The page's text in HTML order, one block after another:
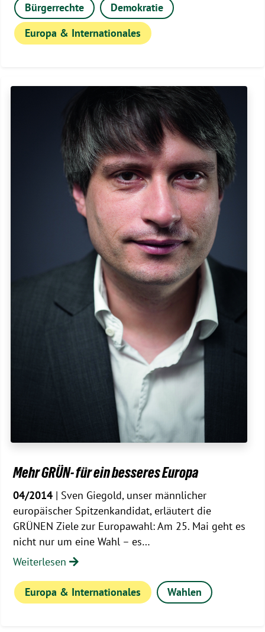
Bürgerrechte
Demokratie
Europa & Internationales
Mehr GRÜN- für ein besseres Europa
04/2014 | Sven Giegold, unser männlicher
europäischer Spitzenkandidat, erläutert die
GRÜNEN Ziele zur Europawahl: Am 25. Mai geht es
nicht nur um eine Wahl – es…
Weiterlesen
Europa & Internationales Wahlen